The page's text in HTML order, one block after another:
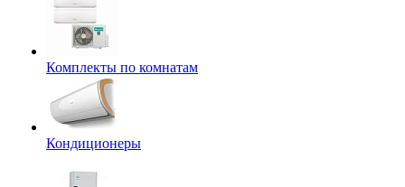
Комплекты по комнатам
Кондиционеры